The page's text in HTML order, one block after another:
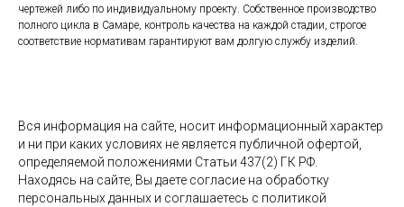
чертежей либо по индивидуальному проекту. Собственное производство
полного цикла в Самаре, контроль качества на каждой стадии, строгое
соответствие нормативам гарантируют вам долгую службу изделий.
Вся информация на сайте, носит информационный характер
и ни при каких условиях не является публичной офертой,
определяемой положениями Статьи 437(2) ГК РФ.
Находясь на сайте, Вы даете согласие на обработку
персональных данных и соглашаетесь c политикой